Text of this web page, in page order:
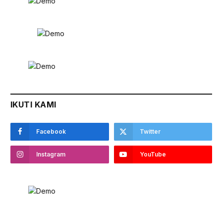
IKUTI KAMI
Facebook Twitter
Instagram YouTube